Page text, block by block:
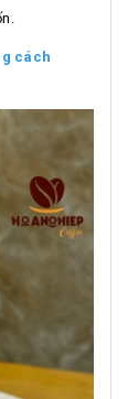
cách